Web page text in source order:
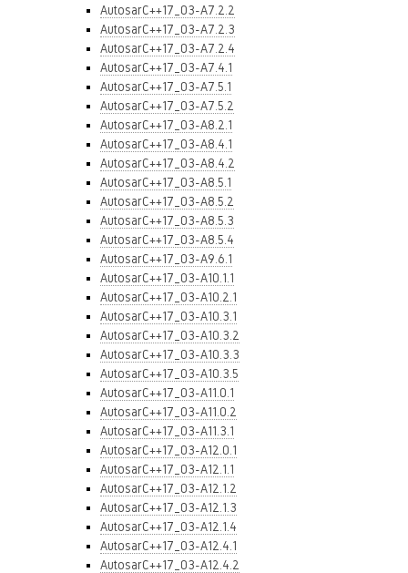
AutosarC++17_03-A7.2.2
AutosarC++17_03-A7.2.3
AutosarC++17_03-A7.2.4
AutosarC++17_03-A7.4.1
AutosarC++17_03-A7.5.1
AutosarC++17_03-A7.5.2
AutosarC++17_03-A8.2.1
AutosarC++17_03-A8.4.1
AutosarC++17_03-A8.4.2
AutosarC++17_03-A8.5.1
AutosarC++17_03-A8.5.2
AutosarC++17_03-A8.5.3
AutosarC++17_03-A8.5.4
AutosarC++17_03-A9.6.1
AutosarC++17_03-A10.1.1
AutosarC++17_03-A10.2.1
AutosarC++17_03-A10.3.1
AutosarC++17_03-A10.3.2
AutosarC++17_03-A10.3.3
AutosarC++17_03-A10.3.5
AutosarC++17_03-A11.0.1
AutosarC++17_03-A11.0.2
AutosarC++17_03-A11.3.1
AutosarC++17_03-A12.0.1
AutosarC++17_03-A12.1.1
AutosarC++17_03-A12.1.2
AutosarC++17_03-A12.1.3
AutosarC++17_03-A12.1.4
AutosarC++17_03-A12.4.1
AutosarC++17_03-A12.4.2